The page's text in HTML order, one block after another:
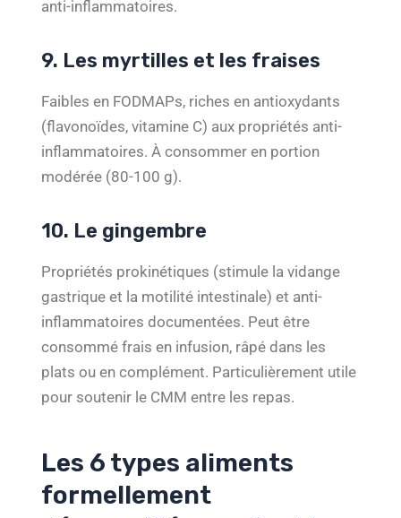
anti-inflammatoires.
9. Les myrtilles et les fraises
Faibles en FODMAPs, riches en antioxydants
(flavonoïdes, vitamine C) aux propriétés anti-
inflammatoires. À consommer en portion
modérée (80-100 g).
10. Le gingembre
Propriétés prokinétiques (stimule la vidange
gastrique et la motilité intestinale) et anti-
inflammatoires documentées. Peut être
consommé frais en infusion, râpé dans les
plats ou en complément. Particulièrement utile
pour soutenir le CMM entre les repas.
Les 6 types aliments
formellement